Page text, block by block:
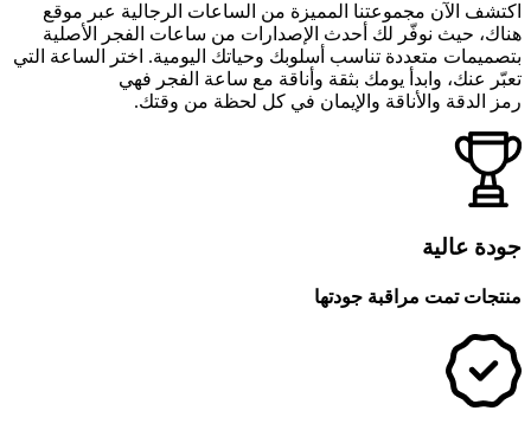
اكتشف الآن مجموعتنا المميزة من الساعات الرجالية عبر موقع
هناك، حيث نوفّر لك أحدث الإصدارات من ساعات الفجر الأصلية
بتصميمات متعددة تناسب أسلوبك وحياتك اليومية. اختر الساعة التي
تعبّر عنك، وابدأ يومك بثقة وأناقة مع ساعة الفجر فهي
رمز الدقة والأناقة والإيمان في كل لحظة من وقتك.
جودة عالية
منتجات تمت مراقبة جودتها